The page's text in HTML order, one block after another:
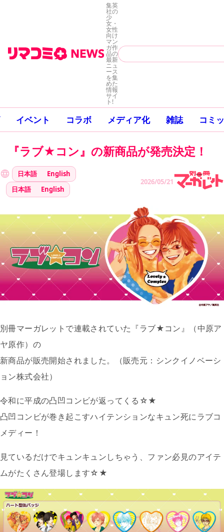
集英
社の
少
女・
女性
向け
マン
ガ作
品の
最新
ニュ
ース
を集
めた
情報
サイ
ト!
イベント コラボ メディア化 雑誌 コミ
『ラブ★コン』の新商品が発売決定！
日本語
English
日本語
English
2026/05/21
別冊マーガレットで連載されていた『ラブ★コン』（中原ア
ヤ原作）の
新商品が販売開始されました。（販売元：シンクイノベーシ
ョン株式会社）
令和に平成の凸凹コンビが返ってくる☆★
凸凹コンビが巻き起こすハイテンションなキュン死にラブコ
メディー！
見ているだけでキュンキュンしちゃう、ファン必見のアイテ
ムがたくさん登場します☆★